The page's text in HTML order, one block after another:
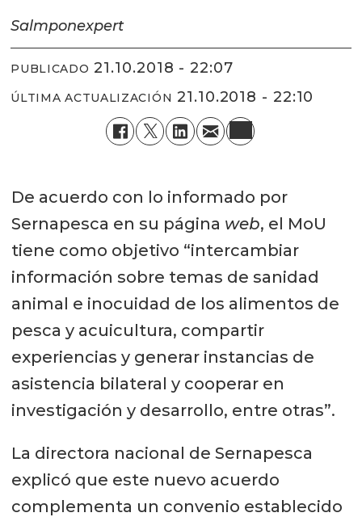
Salmponexpert
PUBLICADO 21.10.2018 - 22:07
ÚLTIMA ACTUALIZACIÓN 21.10.2018 - 22:10
De acuerdo con lo informado por
Sernapesca en su página web, el MoU
tiene como objetivo “intercambiar
información sobre temas de sanidad
animal e inocuidad de los alimentos de
pesca y acuicultura, compartir
experiencias y generar instancias de
asistencia bilateral y cooperar en
investigación y desarrollo, entre otras”.
La directora nacional de Sernapesca
explicó que este nuevo acuerdo
complementa un convenio establecido